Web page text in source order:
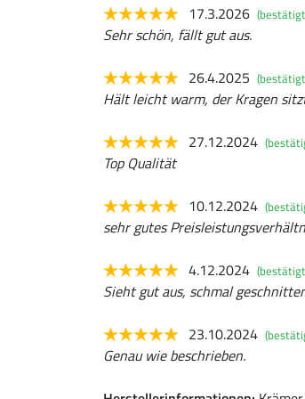
17.3.2026
Sehr schön, fällt gut aus.
26.4.2025
Hält leicht warm, der Kragen
27.12.2024
Top Qualität
10.12.2024
sehr gutes
4.12.2024
Sieht gut aus, schmal
23.10.2024
Genau wie beschrieben.